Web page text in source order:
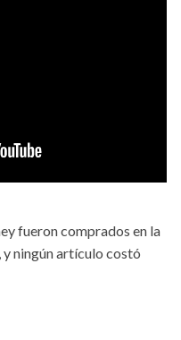
fueron comprados en la
ningún artículo costó